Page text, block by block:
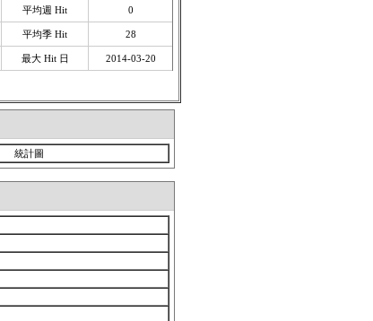
平均週 Hit 0
平均季 Hit 28
最大 Hit 日 2014-03-20
統計圖